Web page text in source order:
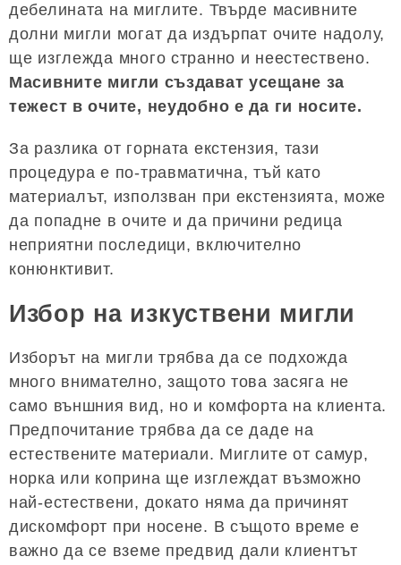
дебелината на миглите. Твърде масивните
долни мигли могат да издърпат очите надолу,
ще изглежда много странно и неестествено.
Масивните мигли създават усещане за
тежест в очите, неудобно е да ги носите.
За разлика от горната екстензия, тази
процедура е по-травматична, тъй като
материалът, използван при екстензията, може
да попадне в очите и да причини редица
неприятни последици, включително
конюнктивит.
Избор на изкуствени мигли
Изборът на мигли трябва да се подхожда
много внимателно, защото това засяга не
само външния вид, но и комфорта на клиента.
Предпочитание трябва да се даде на
естествените материали. Миглите от самур,
норка или коприна ще изглеждат възможно
най-естествени, докато няма да причинят
дискомфорт при носене. В същото време е
важно да се вземе предвид дали клиентът